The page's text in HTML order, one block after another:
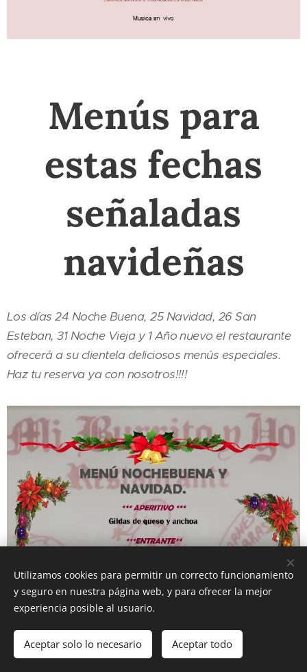
Menús para
estas fechas
señaladas
navideñas
Los días 24 Noche Buena, 25 Navidad, 26 San
Esteban, 31 Noche Vieja y 1 Año nuevo el restaurante
ofrecerá a su clientela deliciosos menús especiales.
Haz tu reserva ya con nosotros!!!!
Utilizamos cookies para permitir un correcto funcionamiento
y seguro en nuestra página web, y para ofrecer la mejor
experiencia posible al usuario.
Aceptar solo lo necesario Aceptar todo